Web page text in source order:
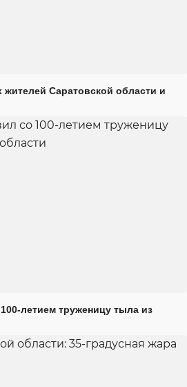
жителей Саратовской области и
летием труженицу тыла из